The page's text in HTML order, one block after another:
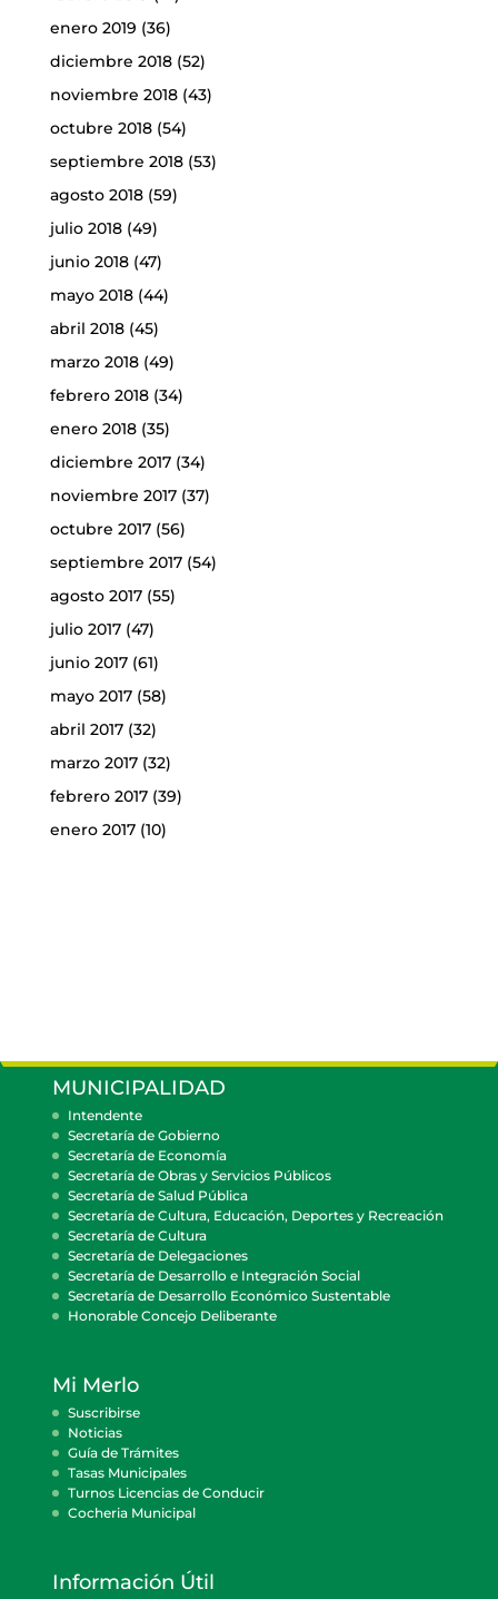
enero 2019 (36)
diciembre 2018(52)
noviembre 2018(43)
octubre 2018(54)
septiembre 2018(53)
agosto 2018(59)
julio 2018(49)
junio 2018(47)
mayo 2018(44)
abril 2018(45)
marzo 2018(49)
febrero 2018(34)
enero 2018(35)
diciembre 2017(34)
noviembre 2017(37)
octubre 2017(56)
septiembre 2017(54)
agosto 2017(55)
julio 2017(47)
junio 2017(61)
mayo 2017(58)
abril 2017(32)
marzo 2017(32)
febrero 2017(39)
enero 2017(10)
MUNICIPALIDAD
Intendente
Secretaría de Gobierno
Secretaría de Economía
Secretaría de Obras y Servicios Públicos
Secretaría de Salud Pública
Secretaría de Cultura, Educación, Deportes y Recreación
Secretaría de Cultura
Secretaría de Delegaciones
Secretaría de Desarrollo e Integración Social
Secretaría de Desarrollo Económico Sustentable
Honorable Concejo Deliberante
Mi Merlo
Suscribirse
Noticias
Guía de Trámites
Tasas Municipales
Turnos Licencias de Conducir
Cocheria Municipal
Información Útil